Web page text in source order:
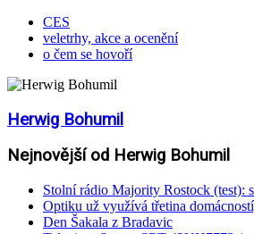
CES
veletrhy, akce a ocenění
o čem se hovoří
Herwig Bohumil
Nejnovější od Herwig Bohumil
Stolní rádio Majority Rostock (test):
Optiku už využívá třetina
Den Šakala z Bradavic